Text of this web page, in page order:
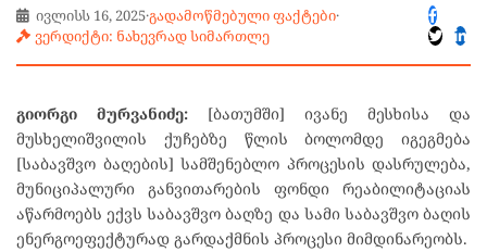
ივლისს 16, 2025·გადამოწმებული ფაქტები·
ვერდიქტი: ნახევრად სიმართლე
გიორგი მურვანიძე: [ბათუმში] ივანე მესხისა და
მუსხელიშვილის ქუჩებზე წლის ბოლომდე იგეგმება
[საბავშვო ბაღების] სამშენებლო პროცესის დასრულება,
მუნიციპალური განვითარების ფონდი რეაბილიტაციას
აწარმოებს ექვს საბავშვო ბაღზე და სამი საბავშვო ბაღის
ენერგოეფექტურად გარდაქმნის პროცესი მიმდინარეობს.